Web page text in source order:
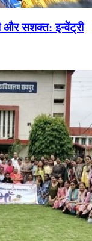
और सशक्त: इन्वेंट्री